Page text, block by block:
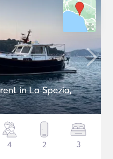
in La Spezia,
4 2 3